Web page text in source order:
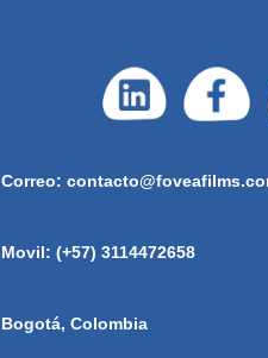
Correo:
Movil: (+57) 3114472658
Bogotá, Colombia